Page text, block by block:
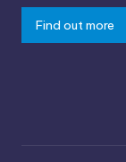
Find out more